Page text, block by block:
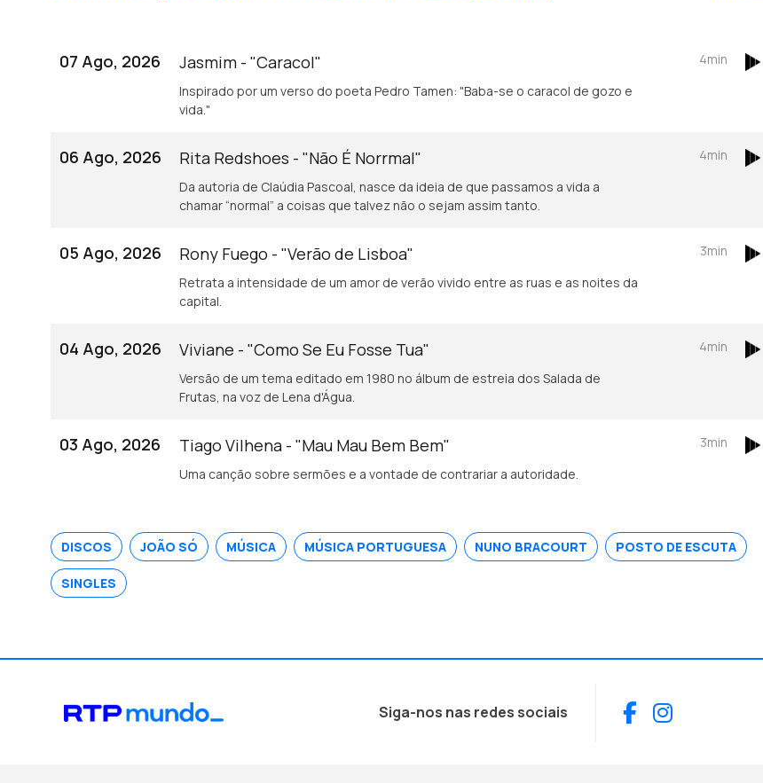
07 Ago, 2026 Jasmim - "Caracol"
Inspirado por um verso do poeta Pedro Tamen: "Baba-se o caracol de gozo e
vida."
4min
06 Ago, 2026 Rita Redshoes - "Não É Norrmal"
Da autoria de Claúdia Pascoal, nasce da ideia de que passamos a vida a
chamar “normal” a coisas que talvez não o sejam assim tanto.
4min
05 Ago, 2026 Rony Fuego - "Verão de Lisboa"
Retrata a intensidade de um amor de verão vivido entre as ruas e as noites da
capital.
3min
04 Ago, 2026 Viviane - "Como Se Eu Fosse Tua"
Versão de um tema editado em 1980 no álbum de estreia dos Salada de
Frutas, na voz de Lena d'Água.
4min
03 Ago, 2026 Tiago Vilhena - "Mau Mau Bem Bem"
Uma canção sobre sermões e a vontade de contrariar a autoridade.
3min
DISCOS JOÃO SÓ MÚSICA MÚSICA PORTUGUESA NUNO BRACOURT POSTO DE ESCUTA
SINGLES
Siga-nos nas redes sociais Facebook
Instagram